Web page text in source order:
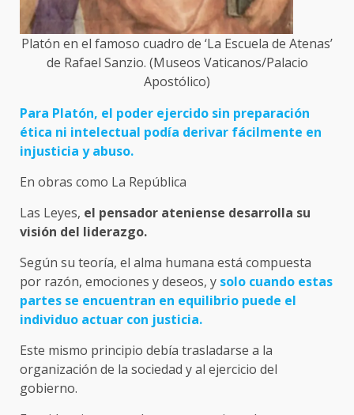
Platón en el famoso cuadro de ‘La Escuela de Atenas’
de Rafael Sanzio. (Museos Vaticanos/Palacio
Apostólico)
Para Platón, el poder ejercido sin preparación
ética ni intelectual podía derivar fácilmente en
injusticia y abuso.
En obras como La República
Las Leyes, el pensador ateniense desarrolla su
visión del liderazgo.
Según su teoría, el alma humana está compuesta
por razón, emociones y deseos, y solo cuando estas
partes se encuentran en equilibrio puede el
individuo actuar con justicia.
Este mismo principio debía trasladarse a la
organización de la sociedad y al ejercicio del
gobierno.